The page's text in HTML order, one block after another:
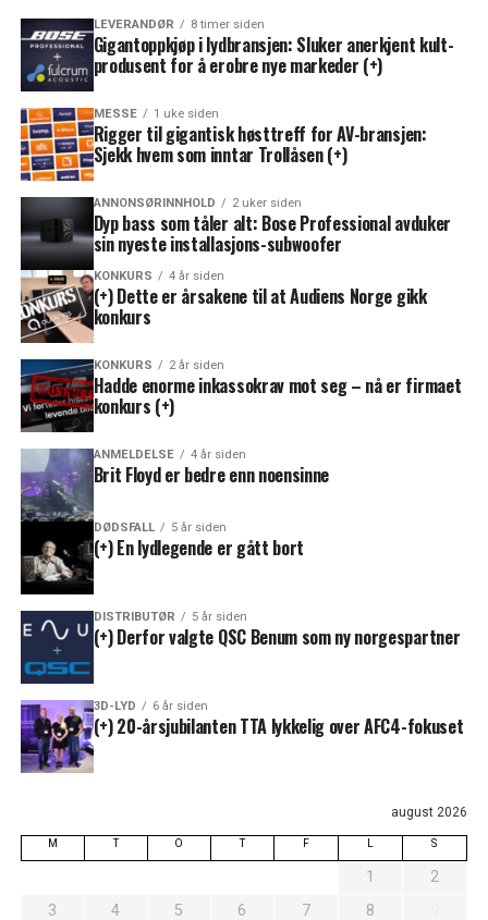
LEVERANDØR 8 timer siden
Gigantoppkjøp i lydbransjen: Sluker anerkjent kult-
produsent for å erobre nye markeder (+)
MESSE 1 uke siden
Rigger til gigantisk høsttreff for AV-bransjen:
Sjekk hvem som inntar Trollåsen (+)
ANNONSØRINNHOLD 2 uker siden
Dyp bass som tåler alt: Bose Professional avduker
sin nyeste installasjons-subwoofer
KONKURS 4 år siden
(+) Dette er årsakene til at Audiens Norge gikk
konkurs
KONKURS 2 år siden
Hadde enorme inkassokrav mot seg – nå er firmaet
konkurs (+)
ANMELDELSE 4 år siden
Brit Floyd er bedre enn noensinne
DØDSFALL 5 år siden
(+) En lydlegende er gått bort
DISTRIBUTØR 5 år siden
(+) Derfor valgte QSC Benum som ny norgespartner
3D-LYD 6 år siden
(+) 20-årsjubilanten TTA lykkelig over AFC4-fokuset
august 2026
M T O T F S
1
2
3
4 5 6 7 8